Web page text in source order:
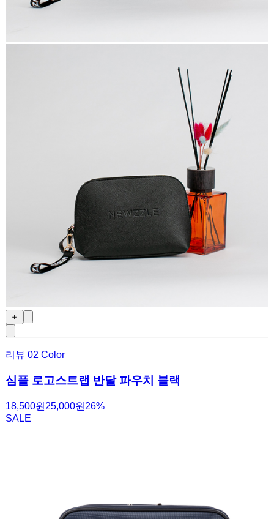
＋
리뷰 02 Color
심플 로고스트랩 반달 파우치 블랙
18,500원 25,000원 26%
SALE